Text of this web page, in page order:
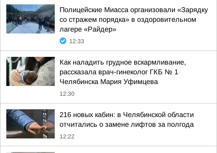
Полицейские Миасса организовали «Зарядку
со стражем порядка» в оздоровительном
лагере «Райдер»
12:33
Как наладить грудное вскармливание,
рассказала врач-гинеколог ГКБ № 1
Челябинска Мария Уфимцева
12:30
216 новых кабин: в Челябинской области
отчитались о замене лифтов за полгода
12:22